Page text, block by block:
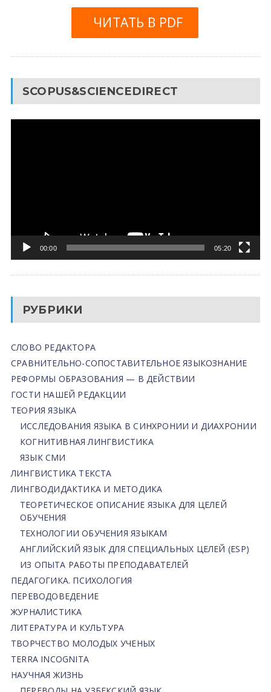
ЧИТАТЬ В PDF
SCOPUS&SCIENCEDIRECT
00:00 05:20
РУБРИКИ
СЛОВО РЕДАКТОРА
СРАВНИТЕЛЬНО-СОПОСТАВИТЕЛЬНОЕ ЯЗЫКОЗНАНИЕ
РЕФОРМЫ ОБРАЗОВАНИЯ — В ДЕЙСТВИИ
ГОСТИ НАШЕЙ РЕДАКЦИИ
ТЕОРИЯ ЯЗЫКА
ИССЛЕДОВАНИЯ ЯЗЫКА В СИНХРОНИИ И ДИАХРОНИИ
КОГНИТИВНАЯ ЛИНГВИСТИКА
ЯЗЫК СМИ
ЛИНГВИСТИКА ТЕКСТА
ЛИНГВОДИДАКТИКА И МЕТОДИКА
ТЕОРЕТИЧЕСКОЕ ОПИСАНИЕ ЯЗЫКА ДЛЯ ЦЕЛЕЙ
ОБУЧЕНИЯ
ТЕХНОЛОГИИ ОБУЧЕНИЯ ЯЗЫКАМ
АНГЛИЙСКИЙ ЯЗЫК ДЛЯ СПЕЦИАЛЬНЫХ ЦЕЛЕЙ (ESP)
ИЗ ОПЫТА РАБОТЫ ПРЕПОДАВАТЕЛЕЙ
ПЕДАГОГИКА. ПСИХОЛОГИЯ
ПЕРЕВОДОВЕДЕНИЕ
ЖУРНАЛИСТИКА
ЛИТЕРАТУРА И КУЛЬТУРА
ТВОРЧЕСТВО МОЛОДЫХ УЧЕНЫХ
TERRA INCOGNITA
НАУЧНАЯ ЖИЗНЬ